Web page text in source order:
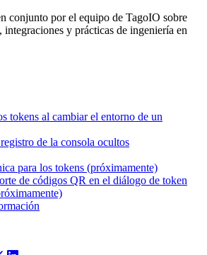
conjunto por el equipo de TagoIO sobre
integraciones y prácticas de ingeniería en
tokens al cambiar el entorno de un
de la consola ocultos
para los tokens (próximamente)
de códigos QR en el diálogo de token